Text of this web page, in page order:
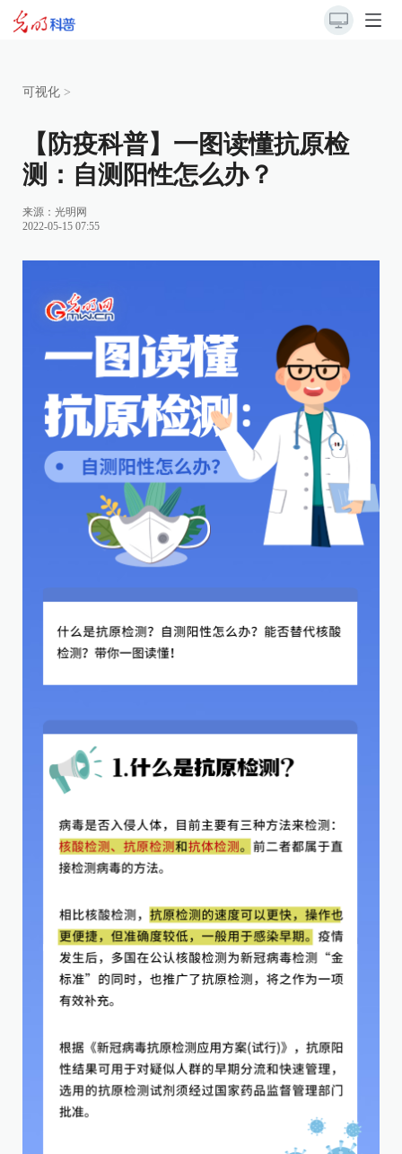
可视化 >
【防疫科普】一图读懂抗原检
测：自测阳性怎么办？
来源： 光明网
2022-05-15 07:55